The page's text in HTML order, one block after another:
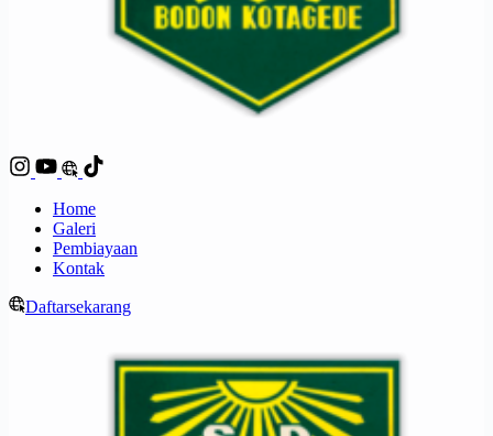
Home
Galeri
Pembiayaan
Kontak
Daftarsekarang